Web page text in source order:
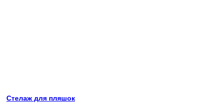
Стелаж для пляшок